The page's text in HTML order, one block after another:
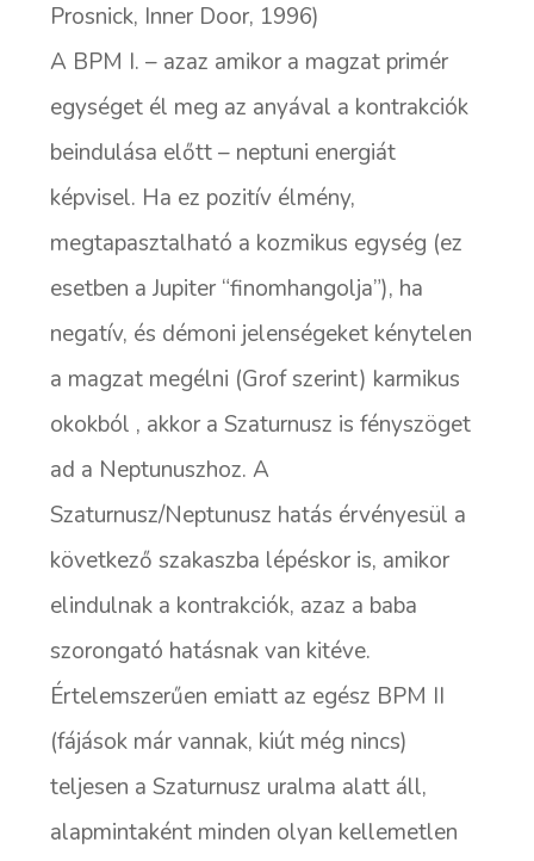
Prosnick, Inner Door, 1996)
A BPM I. – azaz amikor a magzat primér
egységet él meg az anyával a kontrakciók
beindulása előtt – neptuni energiát
képvisel. Ha ez pozitív élmény,
megtapasztalható a kozmikus egység (ez
esetben a Jupiter “finomhangolja”), ha
negatív, és démoni jelenségeket kénytelen
a magzat megélni (Grof szerint) karmikus
okokból , akkor a Szaturnusz is fényszöget
ad a Neptunuszhoz. A
Szaturnusz/Neptunusz hatás érvényesül a
következő szakaszba lépéskor is, amikor
elindulnak a kontrakciók, azaz a baba
szorongató hatásnak van kitéve.
Értelemszerűen emiatt az egész BPM II
(fájások már vannak, kiút még nincs)
teljesen a Szaturnusz uralma alatt áll,
alapmintaként minden olyan kellemetlen